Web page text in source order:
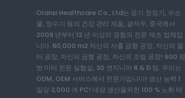
Olansi Healthcare Co., Ltd는 공기 청정기, 수소
물, 정수기 등의 건강 관리 제품, 광저우, 중국에서
2009 년부터 12 년 이상의 경험의 전문 제조 업체입
니다. 60,000 m2 자신의 사출 금형 공장, 자신의 필
터 공장, 자신의 금형 공장, 자신의 조립 공장! 600 평
방 미터 전문 실험실, 30 엔지니어 R & D 팀. 우리는
ODM, OEM 서비스에서 전문가입니다! 생산 능력 1
일당 3,000 개 PC! 대량 생산을위한 100 % 노화 테